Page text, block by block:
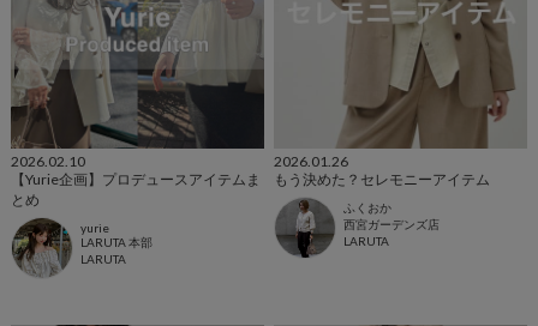
2026.02.10
【Yurie企画】プロデュースアイテムま
とめ
yurie
LARUTA 本部
LARUTA
2026.01.26
もう決めた？セレモニーアイテム
ふくおか
西宮ガーデンズ店
LARUTA